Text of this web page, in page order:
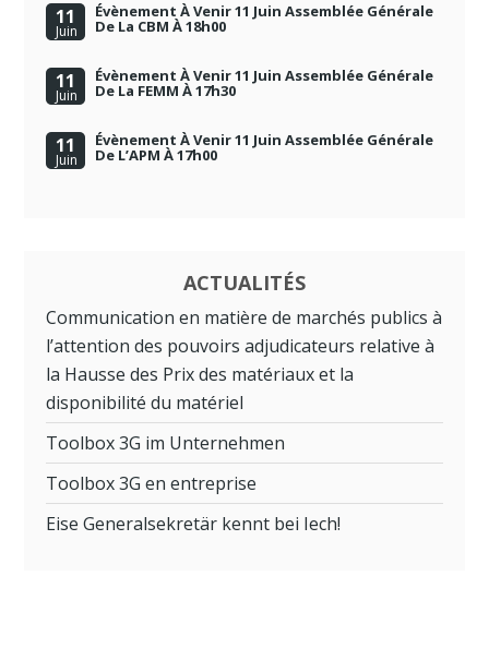
11
Juin
Évènement À Venir 11 Juin Assemblée Générale
De La CBM À 18h00
11
Juin
Évènement À Venir 11 Juin Assemblée Générale
De La FEMM À 17h30
11
Juin
Évènement À Venir 11 Juin Assemblée Générale
De L’APM À 17h00
ACTUALITÉS
Communication en matière de marchés publics à
l’attention des pouvoirs adjudicateurs relative à
la Hausse des Prix des matériaux et la
disponibilité du matériel
Toolbox 3G im Unternehmen
Toolbox 3G en entreprise
Eise Generalsekretär kennt bei Iech!